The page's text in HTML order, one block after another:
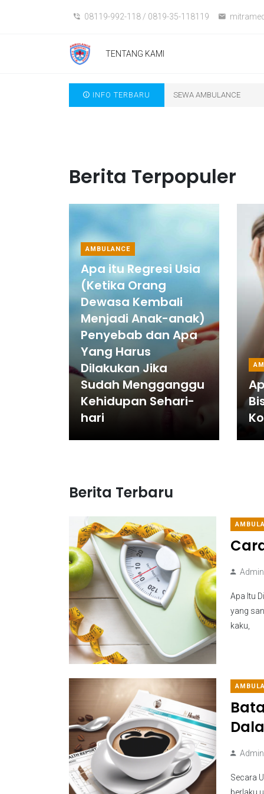
08119-992-118 / 0819-35-118119
TENTANG KAMI
INFO TERBARU SEWA AMBULANCE
Berita Terpopuler
AMBULANCE
Apa itu Regresi Usia
(Ketika Orang
Dewasa Kembali
Menjadi Anak-anak)
Penyebab dan Apa
Yang Harus
Dilakukan Jika
Sudah Mengganggu
Kehidupan Sehari-
hari
Berita Terbaru
Apa Itu
yang
kaku,
Secara